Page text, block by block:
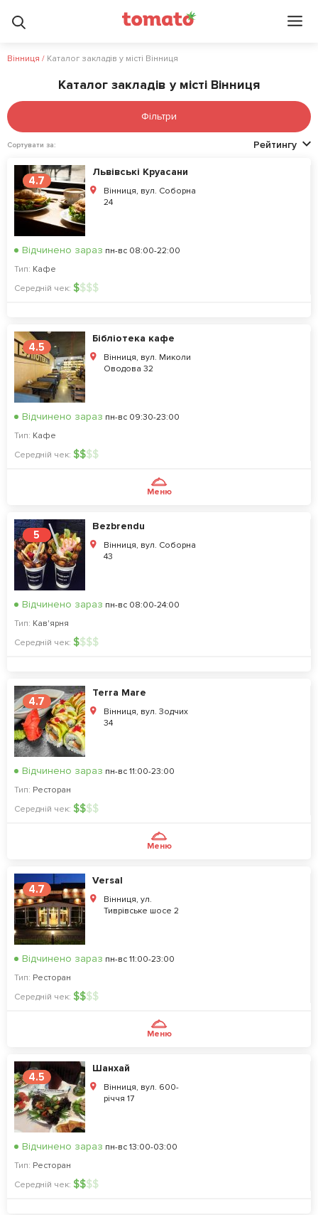
Вінниця / Каталог закладів у місті Вінниця
Каталог закладів у місті Вінниця
Фільтри
Сортувати за: Рейтингу
4.7
Львівські Круасани
Вінниця, вул. Соборна
24
Відчинено зараз пн-вс 08:00-22:00
Тип: Кафе
Середній чек: $$$$
4.5
Бібліотека кафе
Вінниця, вул. Миколи
Оводова 32
Відчинено зараз пн-вс 09:30-23:00
Тип: Кафе
Середній чек: $$$$
Меню
5
Bezbrendu
Вінниця, вул. Соборна
43
Відчинено зараз пн-вс 08:00-24:00
Тип: Кав'ярня
Середній чек: $$$$
4.7
Terra Mare
Вінниця, вул. Зодчих
34
Відчинено зараз пн-вс 11:00-23:00
Тип: Ресторан
Середній чек: $$$$
Меню
4.7
Versal
Вінниця, ул.
Тиврівське шосе 2
Відчинено зараз пн-вс 11:00-23:00
Тип: Ресторан
Середній чек: $$$$
Меню
4.5
Шанхай
Вінниця, вул. 600-
річчя 17
Відчинено зараз пн-вс 13:00-03:00
Тип: Ресторан
Середній чек: $$$$